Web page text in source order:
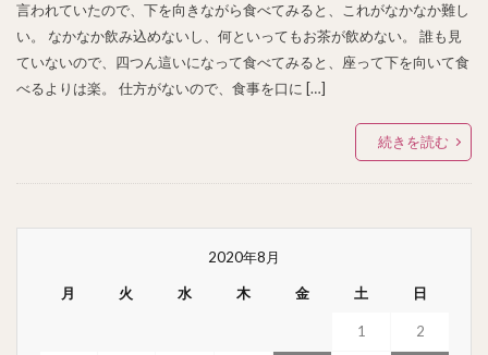
言われていたので、下を向きながら食べてみると、これがなかなか難し
い。 なかなか飲み込めないし、何といってもお茶が飲めない。 誰も見
ていないので、四つん這いになって食べてみると、座って下を向いて食
べるよりは楽。 仕方がないので、食事を口に […]
続きを読む
2020年8月
月 火 水 木 金 土 日
1 2